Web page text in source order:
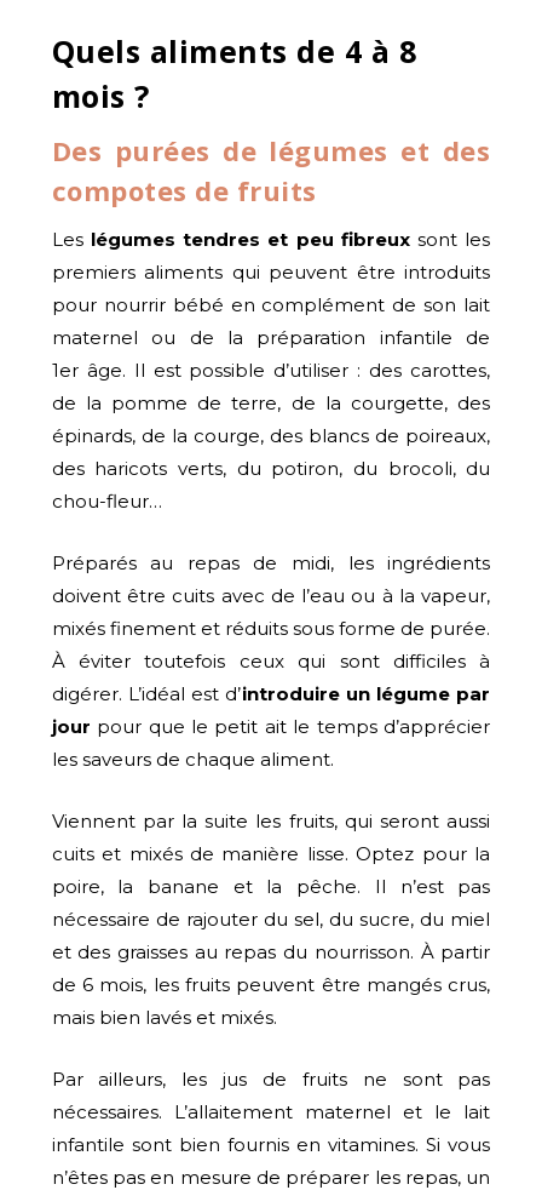
Quels aliments de 4 à 8
mois ?
Des purées de légumes et des
compotes de fruits
Les légumes tendres et peu fibreuxsont les
premiers aliments qui peuvent être introduits
pour nourrir bébé en complément de son lait
maternel ou de la préparation infantile de
1er âge. Il est possible d’utiliser : des carottes,
de la pomme de terre, de la courgette, des
épinards, de la courge, des blancs de poireaux,
des haricots verts, du potiron, du brocoli, du
chou-fleur…
Préparés au repas de midi, les ingrédients
doivent être cuits avec de l’eau ou à la vapeur,
mixés finement et réduits sous forme de purée.
À éviter toutefois ceux qui sont difficiles à
digérer. L’idéal est d’introduire un légume par
jour pour que le petit ait le temps d’apprécier
les saveurs de chaque aliment.
Viennent par la suite les fruits, qui seront aussi
cuits et mixés de manière lisse. Optez pour la
poire, la banane et la pêche. Il n’est pas
nécessaire de rajouter du sel, du sucre, du miel
et des graisses au repas du nourrisson. À partir
de 6 mois, les fruits peuvent être mangés crus,
mais bien lavés et mixés.
Par ailleurs, les jus de fruits ne sont pas
nécessaires. L’allaitement maternel et le lait
infantile sont bien fournis en vitamines. Si vous
n’êtes pas en mesure de préparer les repas, un